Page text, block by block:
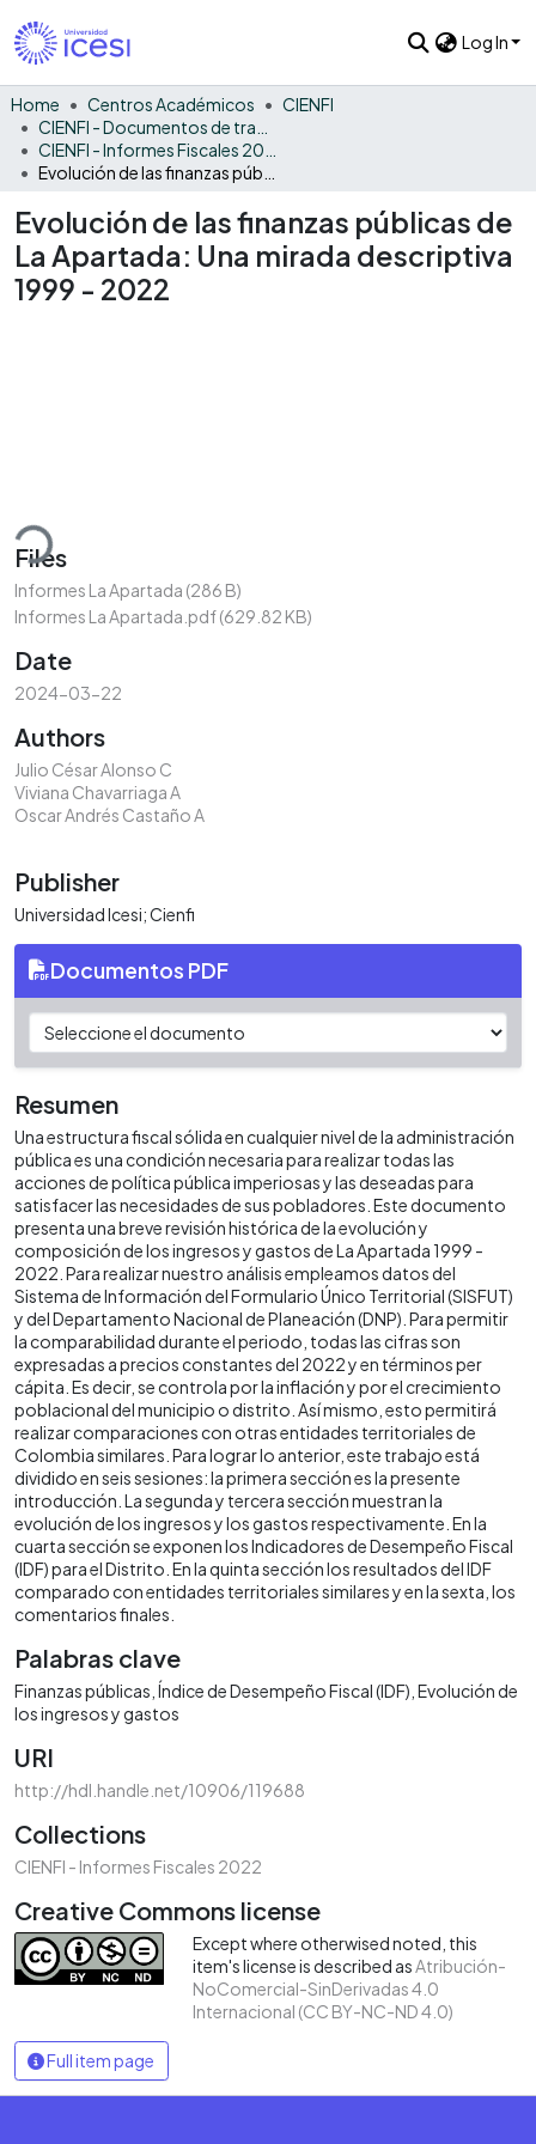
Log In
Home Centros Académicos
CIENFI
Evolución de las finanzas públicas de
La Apartada: Una mirada descriptiva
1999 - 2022
Files
Informes La Apartada (286 B)
Informes La Apartada.pdf(629.82 KB)
Date
2024-03-22
Authors
Julio César Alonso C
Viviana Chavarriaga A
Oscar Andrés Castaño A
Publisher
Universidad Icesi; Cienfi
Documentos PDF
Resumen
Una estructura fiscal sólida en cualquier nivel de la administración
pública es una condición necesaria para realizar todas las
acciones de política pública imperiosas y las deseadas para
satisfacer las necesidades de sus pobladores. Este documento
presenta una breve revisión histórica de la evolución y
composición de los ingresos y gastos de La Apartada 1999 -
2022. Para realizar nuestro análisis empleamos datos del
Sistema de Información del Formulario Único Territorial (SISFUT)
y del Departamento Nacional de Planeación (DNP). Para permitir
la comparabilidad durante el periodo, todas las cifras son
expresadas a precios constantes del 2022 y en términos per
cápita. Es decir, se controla por la inflación y por el crecimiento
poblacional del municipio o distrito. Así mismo, esto permitirá
realizar comparaciones con otras entidades territoriales de
Colombia similares. Para lograr lo anterior, este trabajo está
dividido en seis sesiones: la primera sección es la presente
introducción. La segunda y tercera sección muestran la
evolución de los ingresos y los gastos respectivamente. En la
cuarta sección se exponen los Indicadores de Desempeño Fiscal
(IDF) para el Distrito. En la quinta sección los resultados del IDF
comparado con entidades territoriales similares y en la sexta, los
comentarios finales.
Palabras clave
Finanzas públicas Índice de Desempeño Fiscal (IDF) Evolución de
los ingresos y gastos
URI
http://hdl.handle.net/10906/119688
Collections
CIENFI - Informes Fiscales 2022
Creative Commons license
Except where otherwised noted, this
item's license is described asAtribución-
NoComercial-SinDerivadas 4.0
Internacional (CC BY-NC-ND 4.0)
Full item page